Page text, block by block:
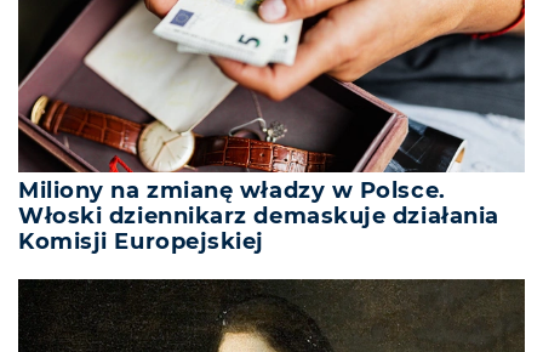
Miliony na zmianę władzy w Polsce.
Włoski dziennikarz demaskuje działania
Komisji Europejskiej